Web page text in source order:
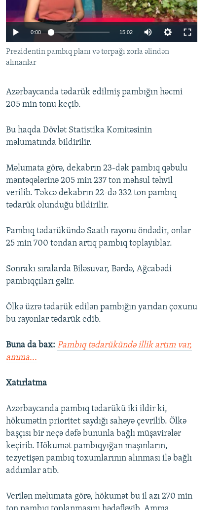
İNFOQRAFIKA
KARIKATURA
AZƏRBAYCAN ƏDƏBIYYATI KITABXANASI
İSLAM VƏ DEMOKRATIYA
MISSIYAMIZ
PEŞƏ ETIKASI VƏ JURNALISTIKA STANDARTLARIMIZ
AZADLIQRADIOSU MOBIL TELEFONUNUZDA
XƏBƏR BÜLLETENLƏRIMIZ
BIZI IZLƏ
RFE/RL-in bütün saytları
0:00 15:02
Prezidentin pambıq planı və torpağı zorla əlindən
alınanlar
Azərbaycanda tədarük edilmiş pambığın həcmi
205 min tonu keçib.
Bu haqda Dövlət Statistika Komitəsinin
məlumatında bildirilir.
Məlumata görə, dekabrın 23-dək pambıq qəbulu
məntəqələrinə 205 min 237 ton məhsul təhvil
verilib. Təkcə dekabrın 22-də 332 ton pambıq
tədarük olunduğu bildirilir.
Pambıq tədarükündə Saatlı rayonu öndədir, onlar
25 min 700 tondan artıq pambıq toplayıblar.
Sonrakı sıralarda Biləsuvar, Bərdə, Ağcabədi
pambıqçıları gəlir.
Ölkə üzrə tədarük edilən pambığın yarıdan çoxunu
bu rayonlar tədarük edib.
Buna da bax: Pambıq tədarükündə illik artım var,
amma...
Xatırlatma
Azərbaycanda pambıq tədarükü iki ildir ki,
hökumətin prioritet saydığı sahəyə çevrilib. Ölkə
başçısı bir neçə dəfə bununla bağlı müşavirələr
keçirib. Hökumət pambıqyığan maşınların,
tezyetişən pambıq toxumlarının alınması ilə bağlı
addımlar atıb.
Verilən məlumata görə, hökumət bu il azı 270 min